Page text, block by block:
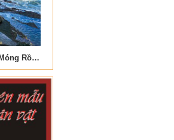
Vẻ đẹp nguyên bản nơi bãi đá Móng Rồng